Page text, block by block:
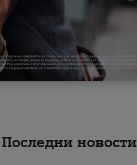
Последни новости